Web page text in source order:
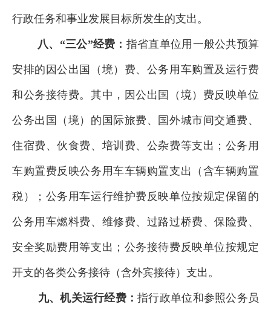
行政任务和事业发展目标所发生的支出。
八、“三公”经费： 指省直单位用一般公共预算
安排的因公出国（境）费、公务用车购置及运行费
和公务接待费。其中，因公出国（境）费反映单位
公务出国（境）的国际旅费、国外城市间交通费、
住宿费、伙食费、培训费、公杂费等支出；公务用
车购置费反映公务用车车辆购置支出（含车辆购置
税）；公务用车运行维护费反映单位按规定保留的
公务用车燃料费、维修费、过路过桥费、保险费、
安全奖励费用等支出；公务接待费反映单位按规定
开支的各类公务接待（含外宾接待）支出。
九、机关运行经费：指行政单位和参照公务员